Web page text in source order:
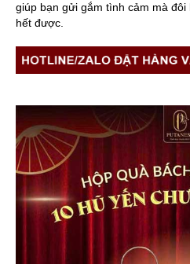
giúp bạn gửi gắm tình cảm mà
hết được.